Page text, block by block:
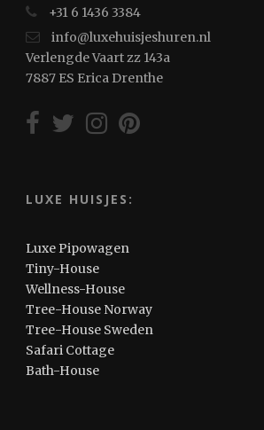
+31 6 1436 3384
info@luxehuisjeshuren.nl
Verlengde Vaart zz 143a
7887 ES Erica Drenthe
LUXE HUISJES:
Luxe Pipowagen
Tiny-House
Wellness-House
Tree-House Norway
Tree-House Sweden
Safari Cottage
Bath-House